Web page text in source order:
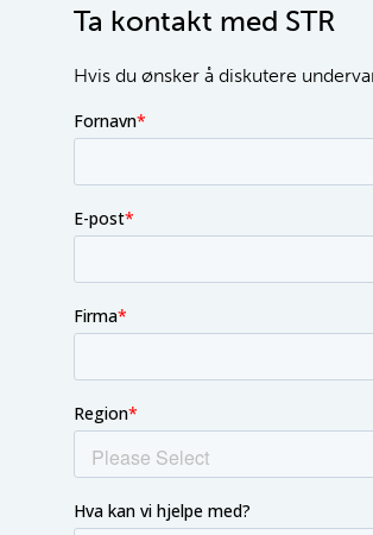
Ta kontakt med STR
Hvis du ønsker å diskutere